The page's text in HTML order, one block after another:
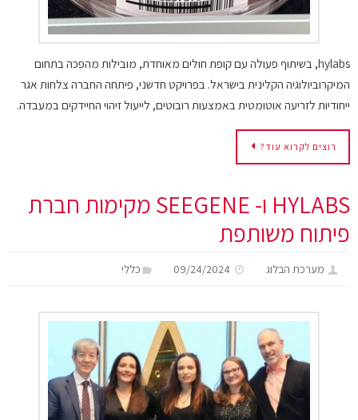
hylabs, בשיתוף פעולה עם קופת חולים מאוחדת, מובילות מהפכה בתחום
המיקרוביולוגיה הקלינית בישראל. בפרויקט חדשני, פיתחה החברה צלחות אגר
ייחודיות לזריעה אוטומטית באמצעות רובוטים, לייעול זיהוי החיידקים במעבדה.
רוצים לקרוא עוד?
HYLABS ו- SEEGENE מקימות חברת
פיתוח משותפת
מערכת הבלוג 09/24/2024 כללי